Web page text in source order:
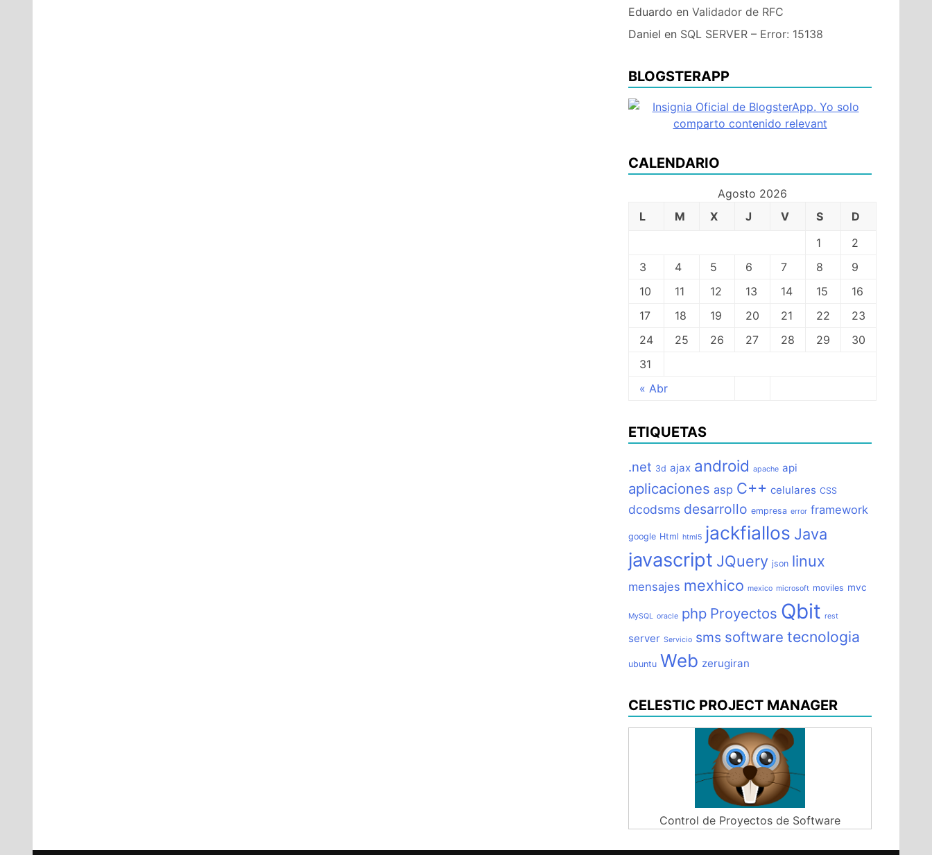
Eduardo en Validador de RFC
Daniel en SQL SERVER – Error: 15138
BLOGSTERAPP
CALENDARIO
Agosto 2026
L
M X J V S D
« Abr
1
2
3
4 5 6 7 8
9
10
11 12 13 14 15
16
17
18 19 20 21 22
23
24
25 26 27 28 29
30
31
ETIQUETAS
.net 3d ajax android apache api
aplicaciones asp C++ celulares CSS
dcodsms desarrollo empresa error framework
google Html html5 jackfiallos Java
javascript JQuery json linux
mensajes mexhico mexico microsoft moviles mvc
MySQL oracle php Proyectos Qbit rest
server Servicio sms software tecnologia
ubuntu Web zerugiran
CELESTIC PROJECT MANAGER
Control de Proyectos de Software